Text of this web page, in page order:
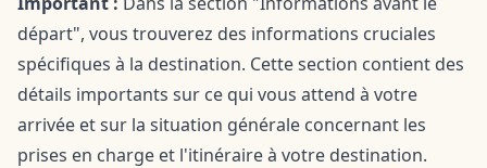
départ", vous trouverez des informations cruciales
spécifiques à la destination. Cette section contient des
détails importants sur ce qui vous attend à votre
arrivée et sur la situation générale concernant les
prises en charge et l'itinéraire à votre destination.